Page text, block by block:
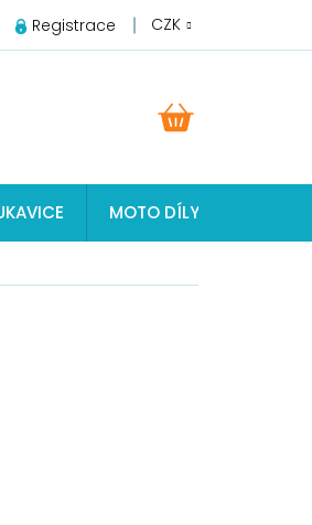
CZK
Registrace
MOTO DÍLY JAWA, ČZ,